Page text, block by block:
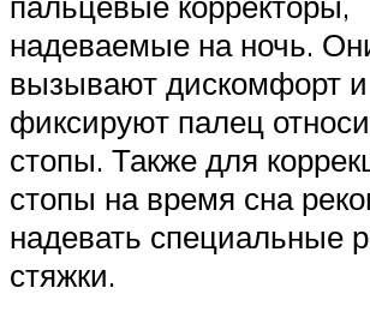
надеваемые на ночь.
вызывают дискомфорт
фиксируют палец
стопы. Также для
стопы на время сна
надевать специальные
стяжки.